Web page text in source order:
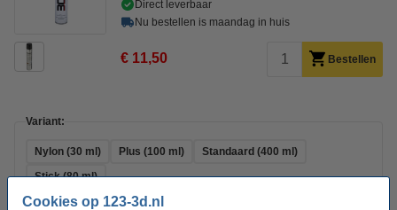
Cookies op 123-3d.nl
Direct leverbaar
Nu bestellen is maandag in huis
€ 11,50 Bestellen
Variant:
Nylon (30 ml) Plus (100 ml)
Standaard (400 ml)
Stick (80 ml)